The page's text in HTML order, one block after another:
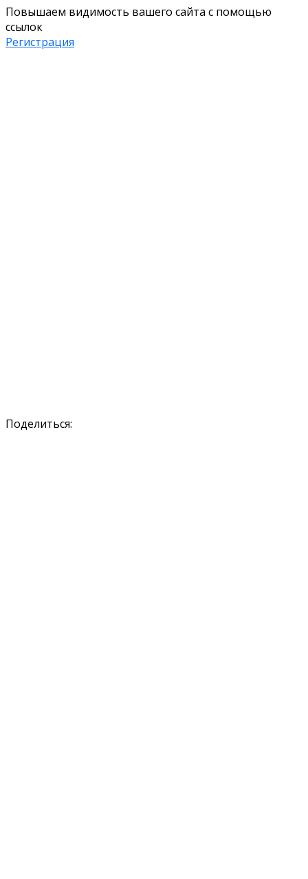
Повышаем видимость вашего сайта с помощью
ссылок
Регистрация
Поделиться: